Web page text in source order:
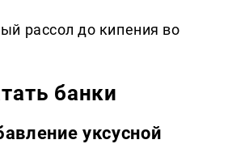
рассол до кипения во
банки
уксусной